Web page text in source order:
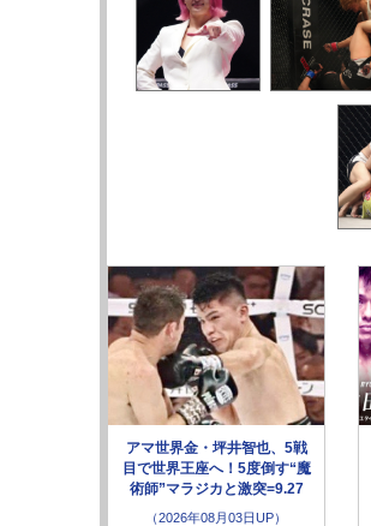
アマ世界金・坪井智也、5戦
目で世界王座へ！5度倒す“魔
術師”マラジカと激突=9.27
（2026年08月03日UP）